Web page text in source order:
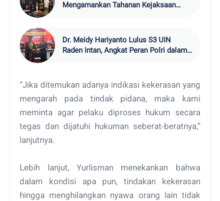
Mengamankan Tahanan Kejaksaan
Dr. Meidy Hariyanto Lulus S3 UIN
Raden Intan, Angkat Peran Polri dalam
“Jika ditemukan adanya indikasi kekerasan yang
mengarah pada tindak pidana, maka kami
meminta agar pelaku diproses hukum secara
tegas dan dijatuhi hukuman seberat-beratnya,”
lanjutnya.
Lebih lanjut, Yurlisman menekankan bahwa
dalam kondisi apa pun, tindakan kekerasan
hingga menghilangkan nyawa orang lain tidak